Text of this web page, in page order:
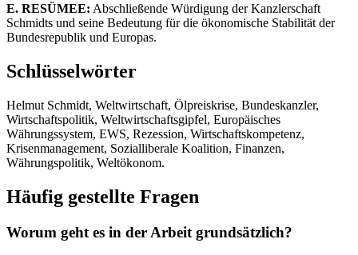
E. RESÜMEE: Abschließende Würdigung der Kanzlerschaft
Schmidts und seine Bedeutung für die ökonomische Stabilität der
Bundesrepublik und Europas.
Schlüsselwörter
Helmut Schmidt, Weltwirtschaft, Ölpreiskrise, Bundeskanzler,
Wirtschaftspolitik, Weltwirtschaftsgipfel, Europäisches
Währungssystem, EWS, Rezession, Wirtschaftskompetenz,
Krisenmanagement, Sozialliberale Koalition, Finanzen,
Währungspolitik, Weltökonom.
Häufig gestellte Fragen
Worum geht es in der Arbeit grundsätzlich?